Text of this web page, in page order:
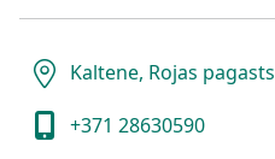
Kaltene, Rojas pagasts
+371 28630590